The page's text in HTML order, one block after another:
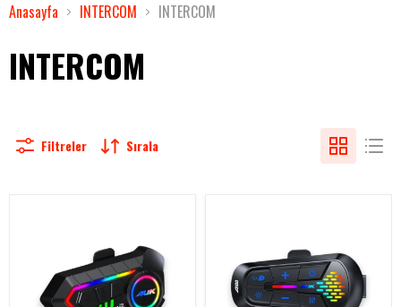
Anasayfa INTERCOM INTERCOM
INTERCOM
Filtreler Sırala